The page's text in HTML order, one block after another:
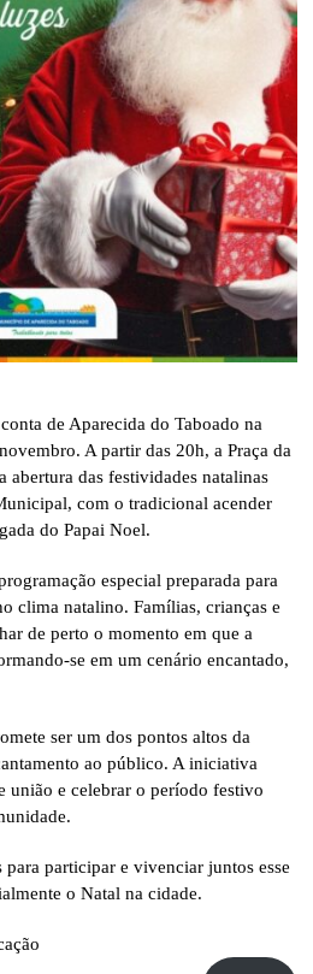
de Aparecida do Taboado na
A partir das 20h, a Praça da
das festividades natalinas
com o tradicional acender
do Papai Noel.
especial preparada para
clima natalino. Famílias, crianças e
de perto o momento em que a
se em um cenário encantado,
ser um dos pontos altos da
ao público. A iniciativa
união e celebrar o período festivo
participar e vivenciar juntos esse
o Natal na cidade.